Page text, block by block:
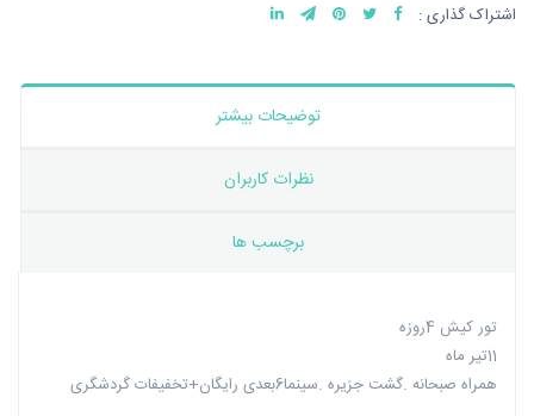
اشتراک گذاری :
توضیحات بیشتر
نظرات کاربران
برچسب ها
تور کیش 4روزه
11تیر ماه
همراه صبحانه .گشت جزیره .سینما6بعدی رایگان+تخفیفات گردشگری